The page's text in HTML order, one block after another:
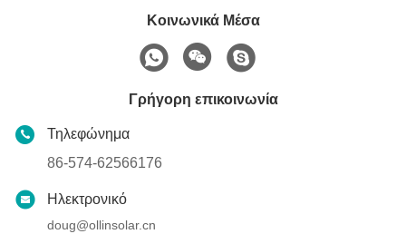
Κοινωνικά Μέσα
Γρήγορη επικοινωνία
Τηλεφώνημα
86-574-62566176
Ηλεκτρονικό
doug@ollinsolar.cn